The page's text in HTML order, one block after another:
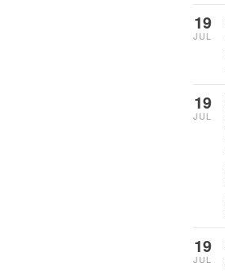
19
JUL
19
JUL
19
JUL